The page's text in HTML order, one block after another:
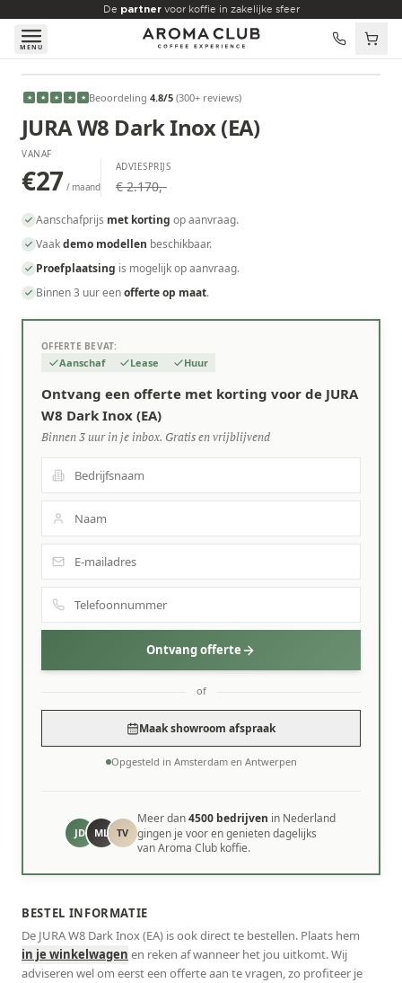
Skip to main content
De partnervoor koffie in zakelijke sfeer
MENU
VANAF
€27
★ ★ ★ ★ ★ Beoordeling 4.8/5 (300+ reviews)
JURA W8 Dark Inox (EA)
VANAF
€27 / maand
ADVIESPRIJS
€ 2.170,-
Aanschafprijs met korting op aanvraag.
Vaakdemo modellen beschikbaar.
Proefplaatsing is mogelijk op aanvraag.
Binnen 3 uur eenofferte op maat.
OFFERTE BEVAT:
Aanschaf Lease Huur
Ontvang een offerte met korting voor de JURA
W8 Dark Inox (EA)
Binnen 3 uur in je inbox. Gratis en vrijblijvend
Ontvang offerte
of
Maak showroom afspraak
Opgesteld in Amsterdam en Antwerpen
JD ML TV
Meer dan4500 bedrijven in Nederland
gingen je voor en genieten dagelijks
van Aroma Club koffie.
BESTEL INFORMATIE
De JURA W8 Dark Inox (EA) is ook direct te bestellen. Plaats hem
in je winkelwagen en reken af wanneer het jou uitkomt. Wij
adviseren wel om eerst een offerte aan te vragen, zo profiteer je